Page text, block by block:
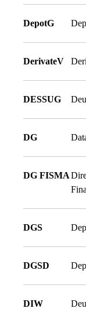
DepotG
DerivateV
DESSUG
DG
DG FISMA
DGS
DGSD
DIW